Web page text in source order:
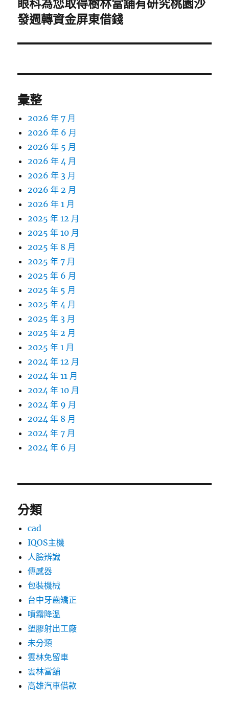
下
一
文
眼科為您取得樹林當舖有研究桃園沙
發週轉資金屏東借錢
彙整
2026 年 7 月
2026 年 6 月
2026 年 5 月
2026 年 4 月
2026 年 3 月
2026 年 2 月
2026 年 1 月
2025 年 12 月
2025 年 10 月
2025 年 8 月
2025 年 7 月
2025 年 6 月
2025 年 5 月
2025 年 4 月
2025 年 3 月
2025 年 2 月
2025 年 1 月
2024 年 12 月
2024 年 11 月
2024 年 10 月
2024 年 9 月
2024 年 8 月
2024 年 7 月
2024 年 6 月
分類
cad
IQOS主機
人臉辨識
傳感器
包裝機械
台中牙齒矯正
噴霧降溫
塑膠射出工廠
未分類
雲林免留車
雲林當舖
高雄汽車借款